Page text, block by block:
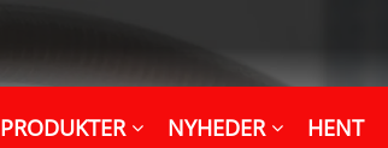
PRODUKTER NYHEDER HENT